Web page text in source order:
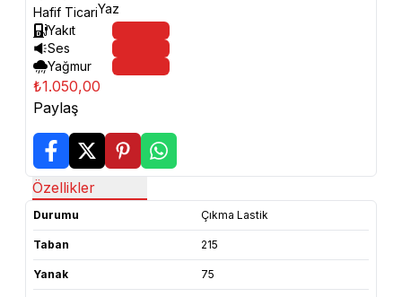
Hafif TicariYaz
Yakıt
Ses
Yağmur
₺1.050,00
Paylaş
Özellikler
Durumu Çıkma Lastik
Taban 215
Yanak 75